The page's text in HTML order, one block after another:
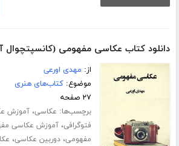
دانلود کتاب عکاسی مفهومی (کانسپتچوال
از: مهدی اورعی
موضوع:کتاب‌های هنری
۲۷ صفحه
برچسب‌ها: عکاسی،آموزش
فتوگرافی،آموزش عکاسی
مفهومی،دوربین عکاسی،